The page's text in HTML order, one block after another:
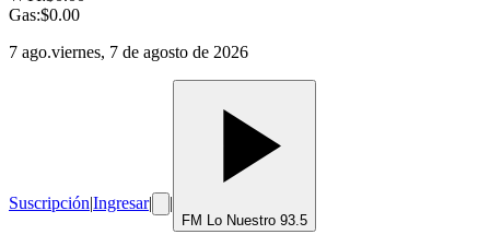
Gas:$0.00
7 ago.viernes, 7 de agosto de 2026
Suscripción|Ingresar| |
FM Lo Nuestro 93.5